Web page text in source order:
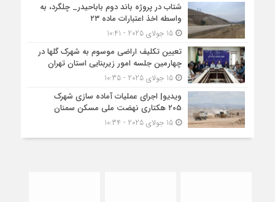
شتاب در پروژه باند دوم باباحیدر_ چلگرد، به
واسطه اخذ اعتبارات ماده ۲۳
15 جولای 2025 - 10:41
تعیین تکلیف اراضی موسوم به شهرک گلها در
چهارمین جلسه امور زیربنایی استان تهران
15 جولای 2025 - 10:35
ویدیو| اجرای عملیات آماده سازی شهرک
۲۰۵ هکتاری نهضت ملی مسکن سمنان
15 جولای 2025 - 10:34